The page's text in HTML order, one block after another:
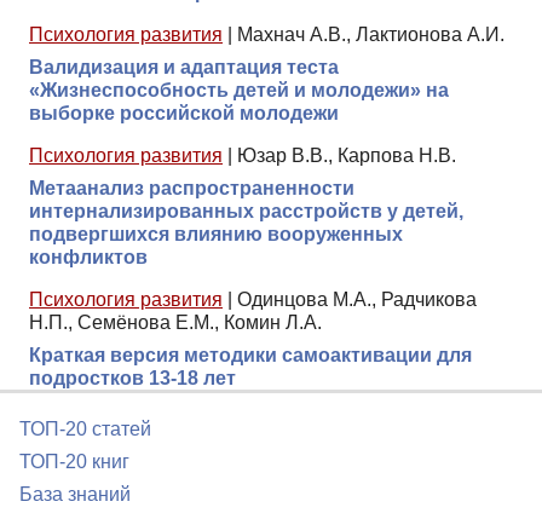
Психология развития
Махнач А.В., Лактионова А.И.
Валидизация и адаптация теста
«Жизнеспособность детей и молодежи» на
выборке российской молодежи
Психология развития
Юзар В.В., Карпова Н.В.
Метаанализ распространенности
интернализированных расстройств у детей,
подвергшихся влиянию вооруженных
конфликтов
Психология развития
Одинцова М.А., Радчикова
Н.П., Семёнова Е.М., Комин Л.А.
Краткая версия методики самоактивации для
подростков 13-18 лет
ТОП-20 статей
ТОП-20 книг
База знаний